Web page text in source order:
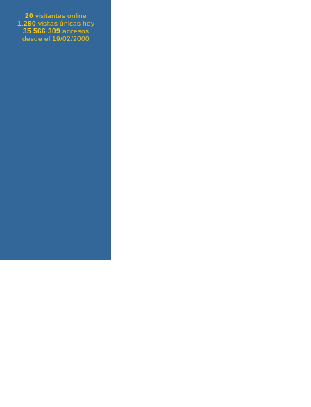
20visitantes online
1.290visitas únicas hoy
35.566.309accesos
desde el 19/02/2000